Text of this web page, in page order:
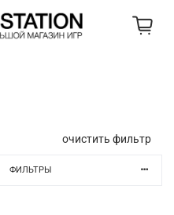
очистить фильтр
ФИЛЬТРЫ